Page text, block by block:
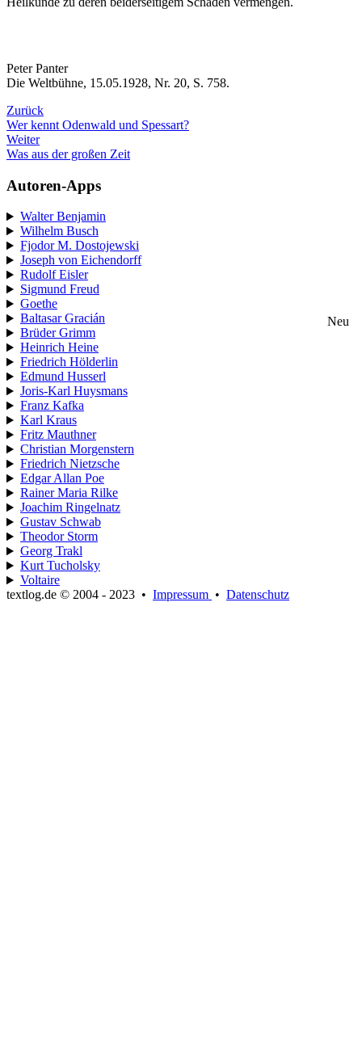
Peter Panter
Die Weltbühne, 15.05.1928, Nr. 20, S. 758.
Zurück
Wer kennt Odenwald und Spessart?
Weiter
Was aus der großen Zeit
Autoren-Apps
Walter Benjamin
Wilhelm Busch
Fjodor M. Dostojewski
Joseph von Eichendorff
Rudolf Eisler
Sigmund Freud
Goethe
Baltasar Gracián
Neu
Brüder Grimm
Heinrich Heine
Friedrich Hölderlin
Edmund Husserl
Joris-Karl Huysmans
Franz Kafka
Karl Kraus
Fritz Mauthner
Christian Morgenstern
Friedrich Nietzsche
Edgar Allan Poe
Rainer Maria Rilke
Joachim Ringelnatz
Gustav Schwab
Theodor Storm
Georg Trakl
Kurt Tucholsky
Voltaire
textlog.de © 2004 - 2023 • Impressum • Datenschutz